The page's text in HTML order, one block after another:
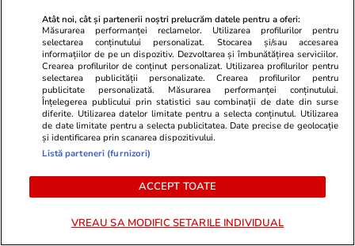
A doua palmă de la
Luxemburg. De ce ÎCCJ tot
pierde același proces
Incertitudinea și blocajul politic
Atât noi, cât și partenerii noștri prelucrăm datele pentru a oferi:
Măsurarea performanței reclamelor. Utilizarea profilurilor pentru
selectarea conținutului personalizat. Stocarea și/sau accesarea
informațiilor de pe un dispozitiv. Dezvoltarea și îmbunătățirea serviciilor.
Crearea profilurilor de conținut personalizat. Utilizarea profilurilor pentru
selectarea publicității personalizate. Crearea profilurilor pentru
publicitate personalizată. Măsurarea performanței conținutului.
Înțelegerea publicului prin statistici sau combinații de date din surse
diferite. Utilizarea datelor limitate pentru a selecta conținutul. Utilizarea
de date limitate pentru a selecta publicitatea. Date precise de geolocație
și identificarea prin scanarea dispozitivului.
Listă parteneri (furnizori)
ACCEPT TOATE
VREAU SA MODIFIC SETARILE INDIVIDUAL